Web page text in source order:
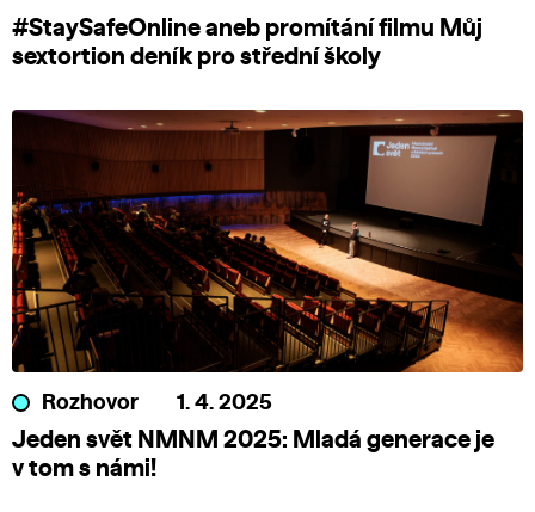
#StaySafeOnline aneb promítání filmu Můj
sextortion deník pro střední školy
Rozhovor 1. 4. 2025
Jeden svět NMNM 2025: Mladá generace je
v tom s námi!